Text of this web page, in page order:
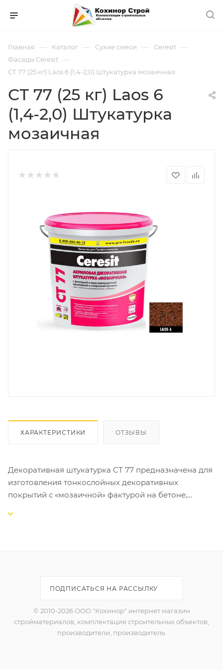
Главная — Каталог — Сухие смеси — Ceresit —
Фасады Ceresit —
СТ 77 (25 кг) Laos 6 (1,4-2,0) Штукатурка мозаичная
СТ 77 (25 кг) Laos 6
(1,4-2,0) Штукатурка
мозаичная
ХАРАКТЕРИСТИКИ ОТЗЫВЫ
Декоративная штукатурка CT 77 предназначена для
изготовления тонкослойных декоративных
покрытий с «мозаичной» фактурой на бетоне,
-устойчива к истиранию и загрязнению;
-атмосферо- и морозостойкая;
-пригодна для внутренних и наружных работ;
-экологически безопасна.
ПОДПИСАТЬСЯ НА РАССЫЛКУ
© 2010-2026 ООО "Кохинор" интернет магазин
стройматериалов, комплектация строительных объектов,
производители, производитель.